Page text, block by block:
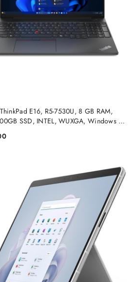
E16, R5-7530U, 8 GB RAM,
SSD, INTEL, WUXGA, Windows 11
PRODUKT NIEDOSTĘPNY